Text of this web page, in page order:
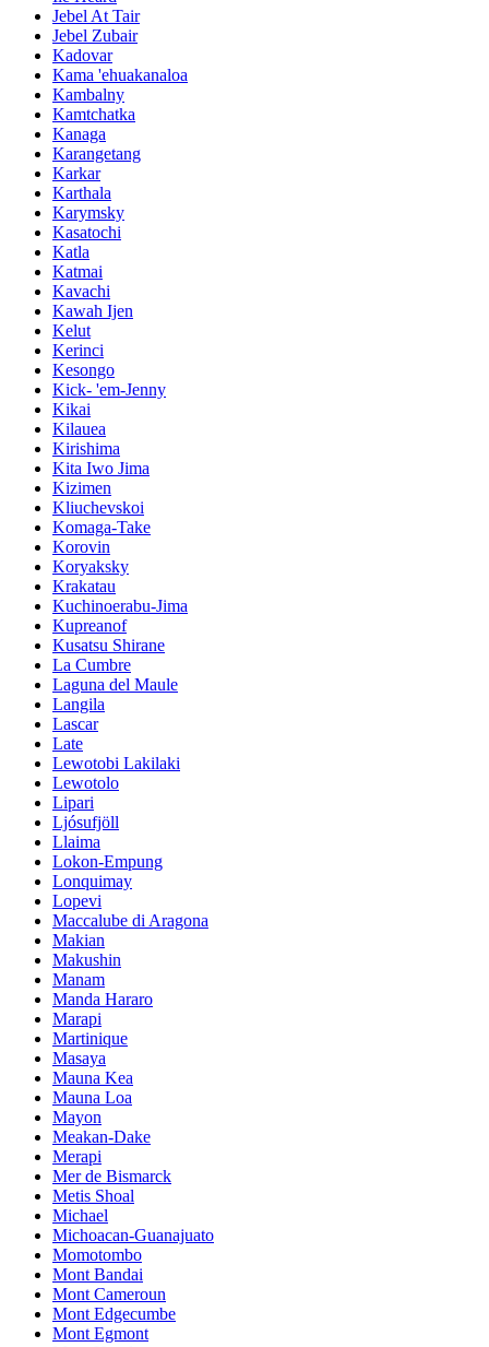
Jebel At Tair
Jebel Zubair
Kadovar
Kama 'ehuakanaloa
Kambalny
Kamtchatka
Kanaga
Karangetang
Karkar
Karthala
Karymsky
Kasatochi
Katla
Katmai
Kavachi
Kawah Ijen
Kelut
Kerinci
Kesongo
Kick- 'em-Jenny
Kikai
Kilauea
Kirishima
Kita Iwo Jima
Kizimen
Kliuchevskoi
Komaga-Take
Korovin
Koryaksky
Krakatau
Kuchinoerabu-Jima
Kupreanof
Kusatsu Shirane
La Cumbre
Laguna del Maule
Langila
Lascar
Late
Lewotobi Lakilaki
Lewotolo
Lipari
Ljósufjöll
Llaima
Lokon-Empung
Lonquimay
Lopevi
Maccalube di Aragona
Makian
Makushin
Manam
Manda Hararo
Marapi
Martinique
Masaya
Mauna Kea
Mauna Loa
Mayon
Meakan-Dake
Merapi
Mer de Bismarck
Metis Shoal
Michael
Michoacan-Guanajuato
Momotombo
Mont Bandai
Mont Cameroun
Mont Edgecumbe
Mont Egmont